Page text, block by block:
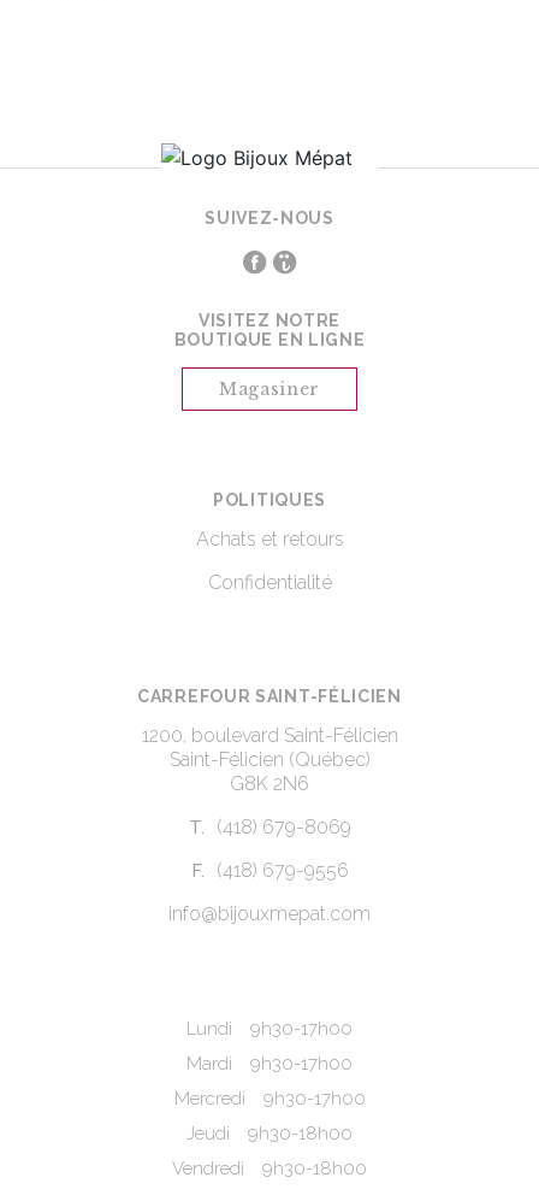
SUIVEZ-NOUS
VISITEZ NOTRE
BOUTIQUE EN LIGNE
Magasiner
POLITIQUES
Achats et retours
Confidentialité
CARREFOUR SAINT-FÉLICIEN
1200, boulevard Saint-Félicien
Saint-Félicien (Québec)
G8K 2N6
T. (418) 679-8069
F.
(418) 679-9556
info@bijouxmepat.com
Lundi
9h30-17h00
Mardi
9h30-17h00
Mercredi
9h30-17h00
Jeudi
9h30-18h00
Vendredi
9h30-18h00